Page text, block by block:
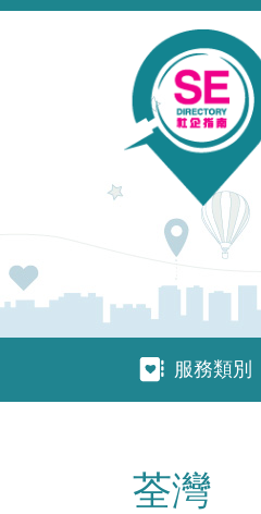
移至主內容
服務類別服務類別
荃灣